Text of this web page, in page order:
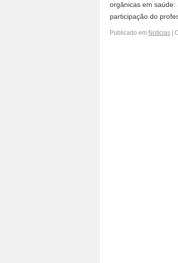
orgânicas em saúde:
participação do
Publicado em Notícias